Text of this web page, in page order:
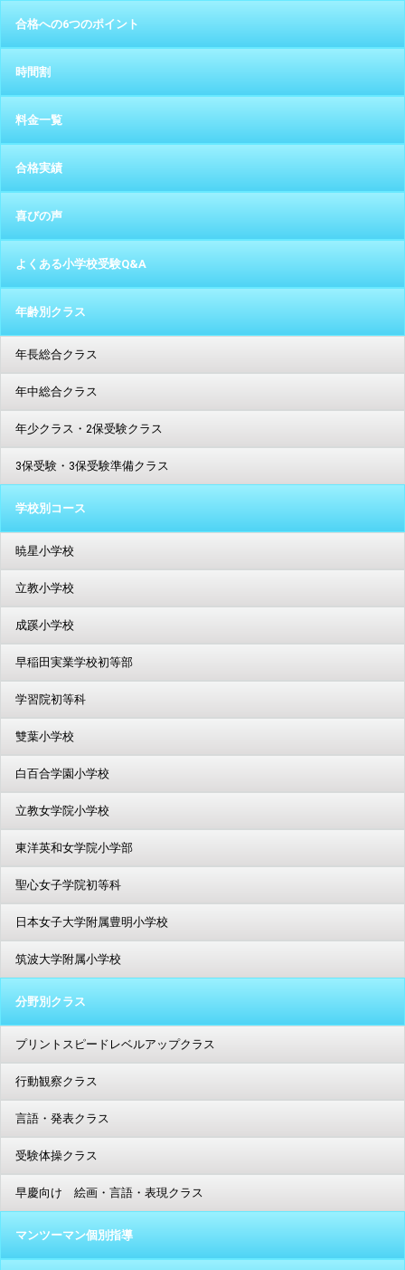
合格への6つのポイント
時間割
料金一覧
合格実績
喜びの声
よくある小学校受験Q&A
年齢別クラス
年長総合クラス
年中総合クラス
年少クラス・2保受験クラス
3保受験・3保受験準備クラス
学校別コース
暁星小学校
立教小学校
成蹊小学校
早稲田実業学校初等部
学習院初等科
雙葉小学校
白百合学園小学校
立教女学院小学校
東洋英和女学院小学部
聖心女子学院初等科
日本女子大学附属豊明小学校
筑波大学附属小学校
分野別クラス
プリントスピードレベルアップクラス
行動観察クラス
言語・発表クラス
受験体操クラス
早慶向け 絵画・言語・表現クラス
マンツーマン個別指導